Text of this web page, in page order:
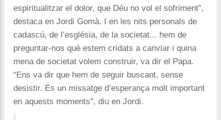
espiritualitzar el dolor, que Déu no vol el sofriment”,
destaca en Jordi Gomà. I en les nits personals de
cadascú, de l’església, de la societat... hem de
preguntar-nos què estem cridats a canviar i quina
mena de societat volem construir, va dir el Papa.
“Ens va dir que hem de seguir buscant, sense
desistir. És un missatge d’esperança molt important
en aquests moments”, diu en Jordi.